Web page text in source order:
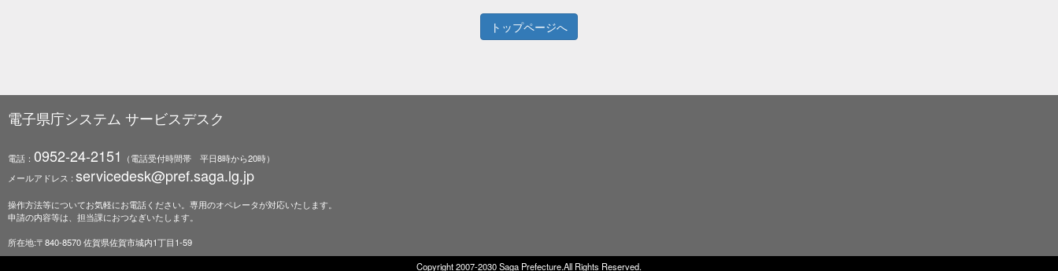
トップページへ
電子県庁システム サービスデスク
電話： 0952-24-2151
（電話受付時間帯 平日8時から20時）
メールアドレス : servicedesk@pref.saga.lg.jp
操作方法等についてお気軽にお電話ください。専用のオペレータが対応いたします。
申請の内容等は、担当課におつなぎいたします。
所在地:〒840-8570 佐賀県佐賀市城内1丁目1-59
Copyright 2007-2030 Saga Prefecture.All Rights Reserved.